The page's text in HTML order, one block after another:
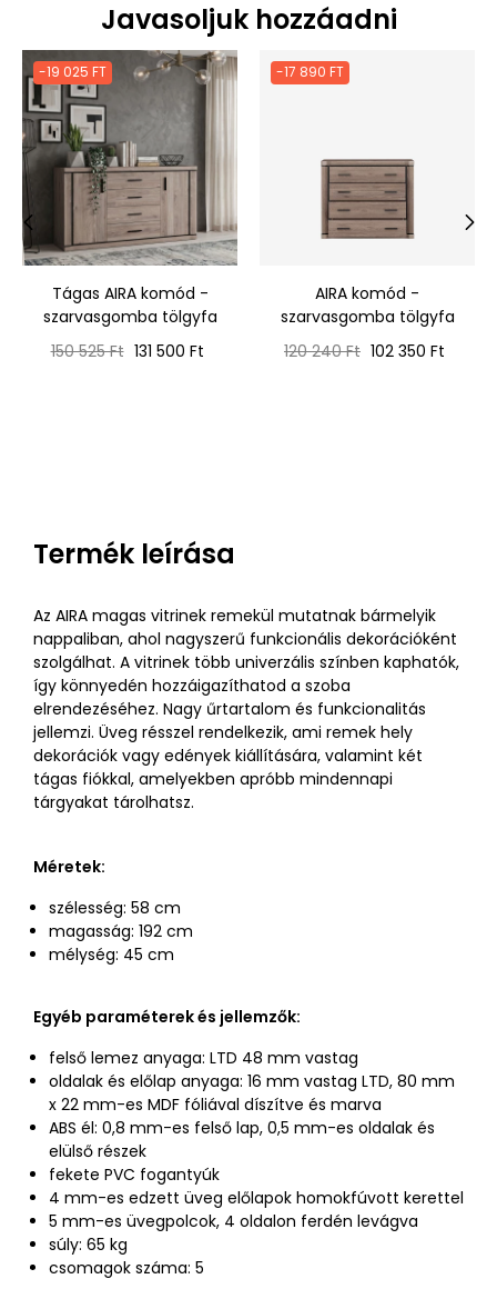
Javasoljuk hozzáadni
-19 025 FT
Tágas AIRA komód -
szarvasgomba tölgyfa
Normál
150 525 Ft Ár
131 500 Ft
-17 890 FT
AIRA komód -
szarvasgomba tölgyfa
Normál
120 240 Ft Ár
102 350 Ft
‹
Termék leírása
Az AIRA magas vitrinek remekül mutatnak bármelyik
nappaliban, ahol nagyszerű funkcionális dekorációként
szolgálhat. A vitrinek több univerzális színben kaphatók,
így könnyedén hozzáigazíthatod a szoba
elrendezéséhez. Nagy űrtartalom és funkcionalitás
jellemzi. Üveg résszel rendelkezik, ami remek hely
dekorációk vagy edények kiállítására, valamint két
tágas fiókkal, amelyekben apróbb mindennapi
tárgyakat tárolhatsz.
Méretek:
szélesség: 58 cm
magasság: 192 cm
mélység: 45 cm
Egyéb paraméterek és jellemzők:
felső lemez anyaga: LTD 48 mm vastag
oldalak és előlap anyaga: 16 mm vastag LTD, 80 mm
x 22 mm-es MDF fóliával díszítve és marva
ABS él: 0,8 mm-es felső lap, 0,5 mm-es oldalak és
elülső részek
fekete PVC fogantyúk
4 mm-es edzett üveg előlapok homokfúvott kerettel
5 mm-es üvegpolcok, 4 oldalon ferdén levágva
súly: 65 kg
csomagok száma: 5